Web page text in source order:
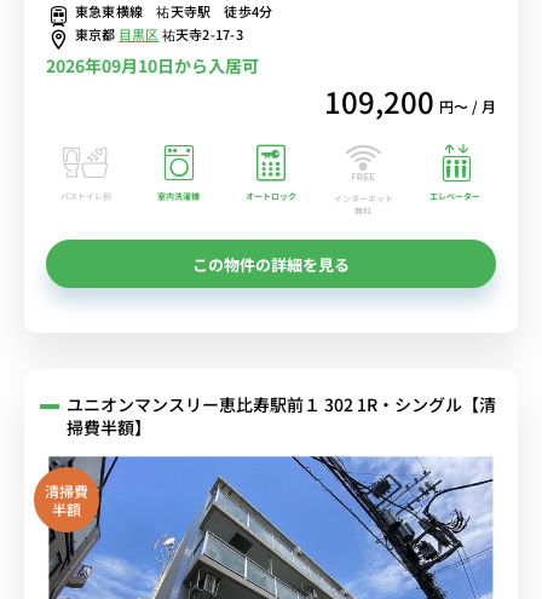
東急東横線 祐天寺駅 徒歩4分
東京都 目黒区祐天寺2-17-3
2026年09月10日から入居可
109,200 円〜 / 月
バストイレ別 室内洗濯機 オートロック
インターネット
無料
エレベーター
この物件の詳細を見る
ユニオンマンスリー恵比寿駅前１ 302 1R・シングル【清
掃費半額】
清掃費
半額